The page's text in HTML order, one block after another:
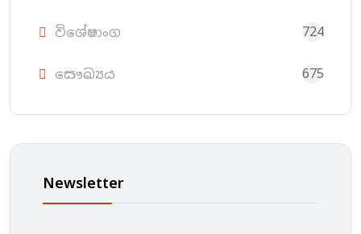
විශේෂාංග 724
සෞඛ්‍යය 675
Newsletter